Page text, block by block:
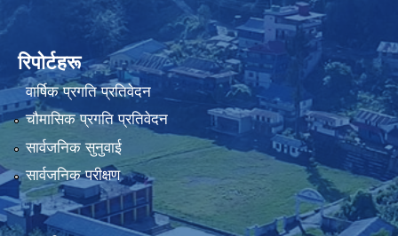
रिपोर्टहरू
वार्षिक प्रगति प्रतिवेदन
चौमासिक प्रगति प्रतिवेदन
सार्वजनिक सुनुवाई
सार्वजनिक परीक्षण